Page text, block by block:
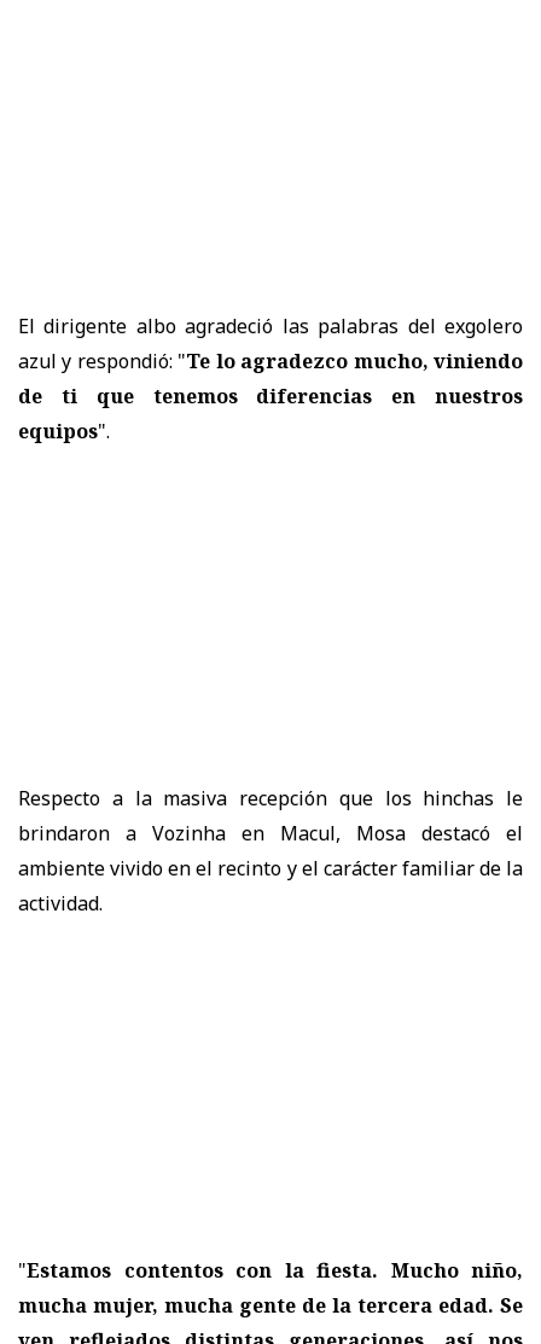
El dirigente albo agradeció las palabras del exgolero
azul y respondió: "Te lo agradezco mucho, viniendo
de ti que tenemos diferencias en nuestros
equipos".
Respecto a la masiva recepción que los hinchas le
brindaron a Vozinha en Macul, Mosa destacó el
ambiente vivido en el recinto y el carácter familiar de la
actividad.
"Estamos contentos con la fiesta. Mucho niño,
mucha mujer, mucha gente de la tercera edad. Se